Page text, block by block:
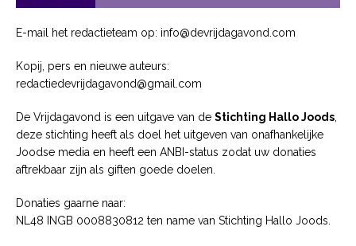
E-mail het redactieteam op: info@devrijdagavond.com
Kopij, pers en nieuwe auteurs:
redactiedevrijdagavond@gmail.com
De Vrijdagavond is een uitgave van de Stichting Hallo Joods
deze stichting heeft als doel het uitgeven van onafhankelijke
Joodse media en heeft een ANBI-status zodat uw donaties
aftrekbaar zijn als giften goede doelen.
Donaties gaarne naar:
NL48 INGB 0008830812 ten name van Stichting Hallo Joods.